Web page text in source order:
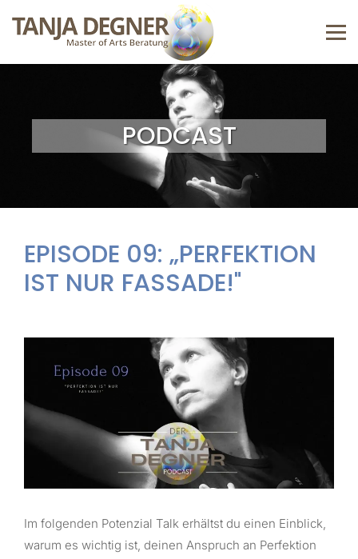
PODCAST
EPISODE 09: „PERFEKTION
IST NUR FASSADE!"
Im folgenden Potenzial Talk erhältst du einen Einblick,
warum es wichtig ist, deinen Anspruch an Perfektion